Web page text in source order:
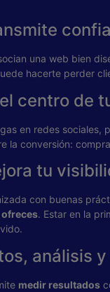
una web bien
hacerte perder
centro de
en redes sociales,
la conversión:
tu
con buenas
ofreces. Estar en la
análisis
medir resultados